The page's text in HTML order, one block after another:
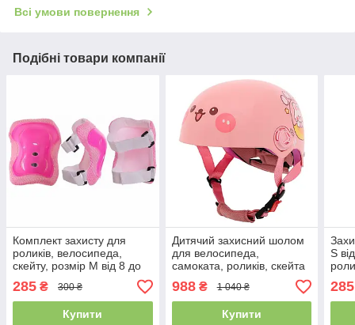
Всі умови повернення
Подібні товари компанії
Комплект захисту для
роликів, велосипеда,
скейту, розмір M від 8 до
12 років, для дівчаток,
Рожевий, SK3451
285 ₴ 300 ₴
Купити
Дитячий захисний шолом
для велосипеда,
самоката, роликів, скейта
та мото-їзди, шолом для
катання дітей FGN M-518
рожевий
988₴ 1 040 ₴
Купити
S
285